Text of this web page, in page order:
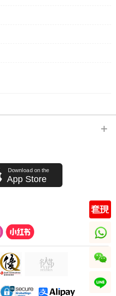
Download on the
App Store
whatsapp